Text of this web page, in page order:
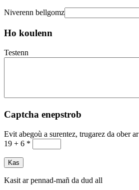
Niverenn bellgomz
Ho koulenn
Testenn
Captcha enepstrob
Evit abegoù a surentez, trugarez da ober
19 + 6 *
Kasit ar pennad-mañ da dud all